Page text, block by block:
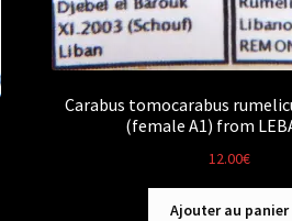
Carabus tomocarabus
(female A1) from
12.00€
Ajouter au panier